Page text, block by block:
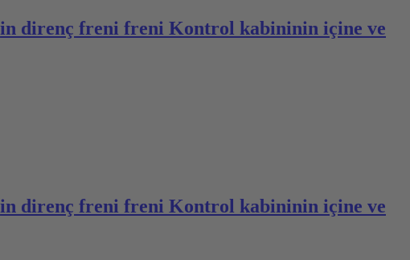
direnç freni freni Kontrol kabininin içine ve
direnç freni freni Kontrol kabininin içine ve